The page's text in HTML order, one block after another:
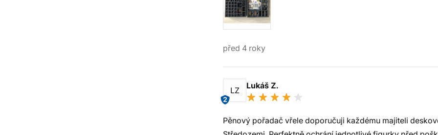
před 4 roky
LZ
2
Lukáš Z.
Pěnový pořadač vřele doporučuji každému majiteli